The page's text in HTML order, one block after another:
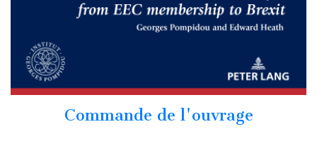
Commande de l'ouvrage